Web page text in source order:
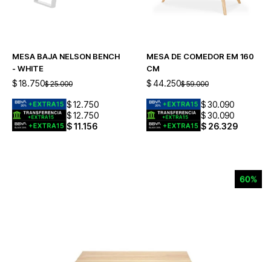
MESA BAJA NELSON BENCH
- WHITE
$18.750$ 25.000
$12.750
$12.750
$11.156
MESA DE COMEDOR EM 160
CM
$ 44.250$ 59.000
$ 30.090
$ 30.090
$ 26.329